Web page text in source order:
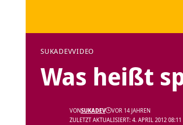
SUKADEVVIDEO
Was heißt
ZULETZT AKTUALISIERT: 4. APRIL 2012 08:11
VONSUKADEV VOR 14 JAHREN